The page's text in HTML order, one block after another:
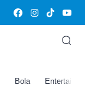
Bola